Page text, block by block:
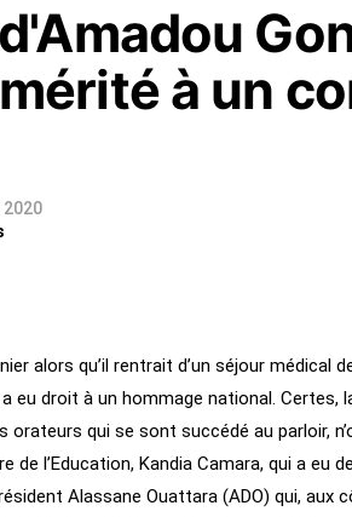
à un
alors qu’il rentrait d’un séjour médical
a eu droit à un hommage national.
qui se sont succédé au parloir,
de l’Education, Kandia Camara, qui a
Alassane Ouattara (ADO) qui, aux